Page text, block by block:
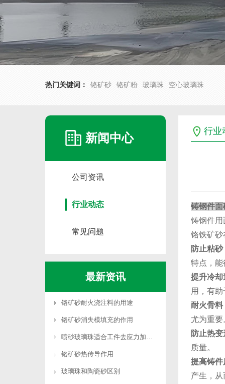
热门关键词： 铬矿砂 铬矿粉 玻璃珠 空心玻璃珠
新闻中心
公司资讯
行业动态
常见问题
最新资讯
铬矿砂耐火浇注料的用途
铬矿砂消失模填充的作用
喷砂玻璃珠适合工件去应力加工吗
铬矿砂热传导作用
玻璃珠和陶瓷砂区别
行业
铸钢件面
铸钢件用
铬铁矿砂
‌防止粘砂‌
特点，能
提升冷却
用，有
耐火骨料‌
尤为重要‌
防止热变
质量‌。
提高铸件
产生，